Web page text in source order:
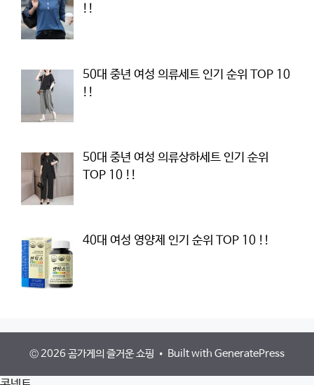
!!
50대 중년 여성 의류세트 인기 순위 TOP 10
!!
50대 중년 여성 의류상하세트 인기 순위
TOP 10 !!
40대 여성 영양제 인기 순위 TOP 10 !!
© 2026 곰가게의 즐거운 쇼핑 • Built with GeneratePress